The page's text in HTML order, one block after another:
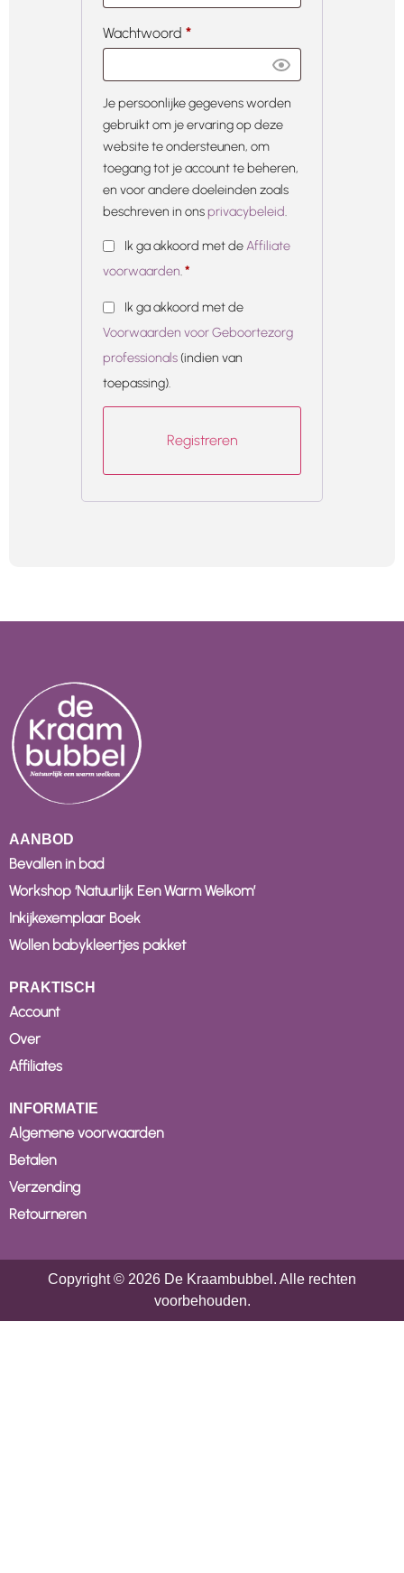
Wachtwoord *
Je persoonlijke gegevens worden
gebruikt om je ervaring op deze
website te ondersteunen, om
toegang tot je account te beheren,
en voor andere doeleinden zoals
beschreven in onsprivacybeleid.
Ik ga akkoord met deAffiliate
voorwaarden.*
Ik ga akkoord met de
Voorwaarden voor Geboortezorg
professionals(indien van
toepassing).
AANBOD
Bevallen in bad
Workshop ‘Natuurlijk Een Warm Welkom’
Inkijkexemplaar Boek
Wollen babykleertjes pakket
PRAKTISCH
Account
Over
Affiliates
INFORMATIE
Algemene voorwaarden
Betalen
Verzending
Retourneren
Copyright © 2026 De Kraambubbel. Alle rechten
voorbehouden.